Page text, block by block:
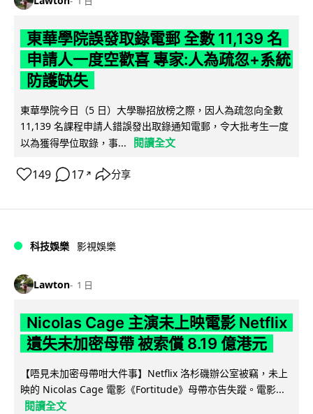
東華學院誤發取錄電郵 全數 11,139 名
申請人一度空歡喜 專家:人為疏忽+系統
防護缺失
東華學院今日（5 日）大學聯招放榜之際，因人為疏忽向全數
11,139 名課程申請人錯誤發出取錄通知電郵，令大批考生一度
以為獲得學位取錄，事...
閱讀全文
149 17 ↗ 分享
科技娛樂 影視娛樂
Lawton 1 日
Nicolas Cage 主演未上映電影 Netflix
遺失未加密母帶 被索償 8.19 億港元
【唔見未加密母帶咁大件事】Netflix 洛杉磯辦公室被竊，未上
映的 Nicolas Cage 電影《Fortitude》母帶亦告失蹤。電影...
閱讀全文